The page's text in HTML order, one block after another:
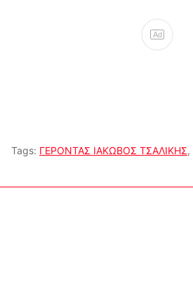
Ad
Tags: ΓΕΡΟΝΤΑΣ ΙΑΚΩΒΟΣ ΤΣΑΛΙΚΗΣ,